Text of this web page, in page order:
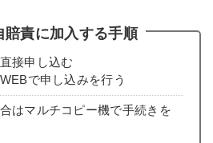
賠責に加入する手順
接申し込む
で申し込みを行う
はマルチコピー機で手続きを